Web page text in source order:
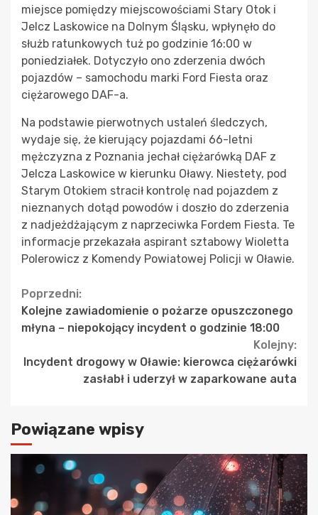
miejsce pomiędzy miejscowościami Stary Otok i
Jelcz Laskowice na Dolnym Śląsku, wpłynęło do
służb ratunkowych tuż po godzinie 16:00 w
poniedziałek. Dotyczyło ono zderzenia dwóch
pojazdów – samochodu marki Ford Fiesta oraz
ciężarowego DAF-a.
Na podstawie pierwotnych ustaleń śledczych,
wydaje się, że kierujący pojazdami 66-letni
mężczyzna z Poznania jechał ciężarówką DAF z
Jelcza Laskowice w kierunku Oławy. Niestety, pod
Starym Otokiem stracił kontrolę nad pojazdem z
nieznanych dotąd powodów i doszło do zderzenia
z nadjeżdżającym z naprzeciwka Fordem Fiesta. Te
informacje przekazała aspirant sztabowy Wioletta
Polerowicz z Komendy Powiatowej Policji w Oławie.
Continue
Reading
Poprzedni:
Kolejne zawiadomienie o pożarze opuszczonego
młyna – niepokojący incydent o godzinie 18:00
Kolejny:
Incydent drogowy w Oławie: kierowca ciężarówki
zasłabł i uderzył w zaparkowane auta
Powiązane wpisy